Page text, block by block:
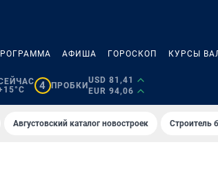
АФИША ГОРОСКОП КУРСЫ
4 ПРОБКИ
USD 81,41
EUR 94,06
Августовский каталог новостроек Строитель